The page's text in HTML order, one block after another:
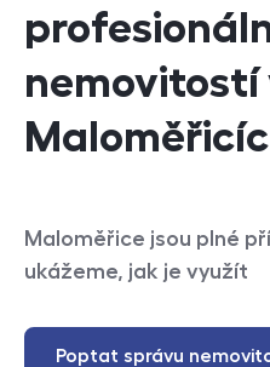
nemovitostí
Maloměřice jsou plné
ukážeme, jak je využít
Poptat správu